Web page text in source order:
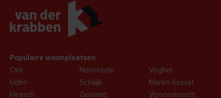
Populaire woonplaatsen
Oss
Uden
Heesch
Nistelrode
Schaijk
Zeeland
Veghel
Maren-kessel
Vorstenbosch